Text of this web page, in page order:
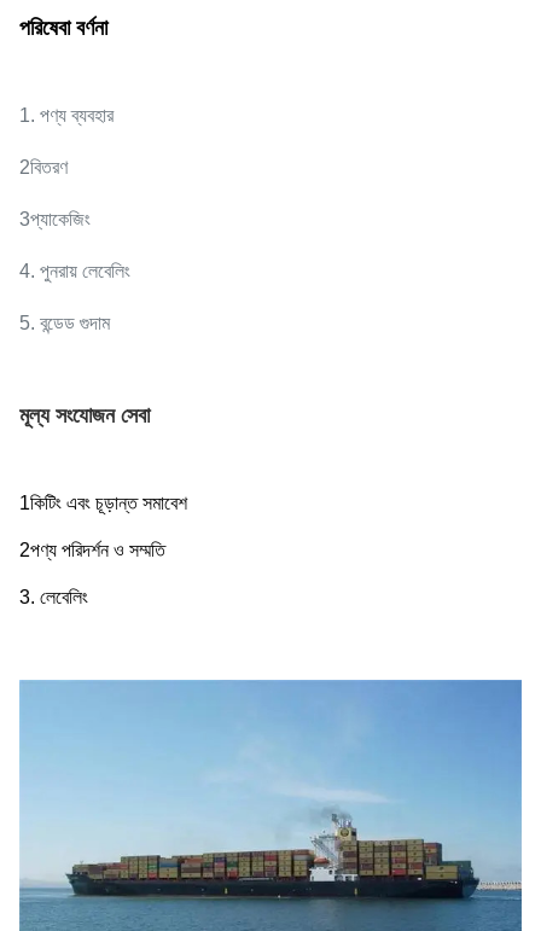
পরিষেবা বর্ণনা
1. পণ্য ব্যবহার
2বিতরণ
3প্যাকেজিং
4. পুনরায় লেবেলিং
5. বন্ডেড গুদাম
মূল্য সংযোজন সেবা
1কিটিং এবং চূড়ান্ত সমাবেশ
2পণ্য পরিদর্শন ও সম্মতি
3. লেবেলিং